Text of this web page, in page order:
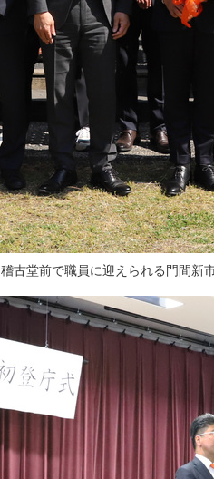
稽古堂前で職員に迎えられる門間新